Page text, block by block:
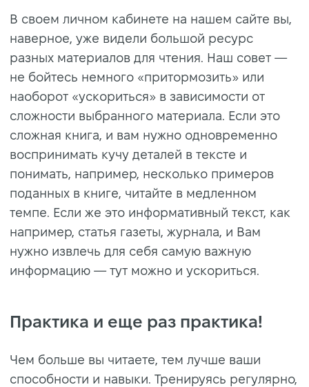
В своем личном кабинете на нашем сайте вы,
наверное, уже видели большой ресурс
разных материалов для чтения. Наш совет —
не бойтесь немного «притормозить» или
наоборот «ускориться» в зависимости от
сложности выбранного материала. Если это
сложная книга, и вам нужно одновременно
воспринимать кучу деталей в тексте и
понимать, например, несколько примеров
поданных в книге, читайте в медленном
темпе. Если же это информативный текст, как
например, статья газеты, журнала, и Вам
нужно извлечь для себя самую важную
информацию — тут можно и ускориться.
Практика и еще раз практика!
Чем больше вы читаете, тем лучше ваши
способности и навыки. Тренируясь регулярно,